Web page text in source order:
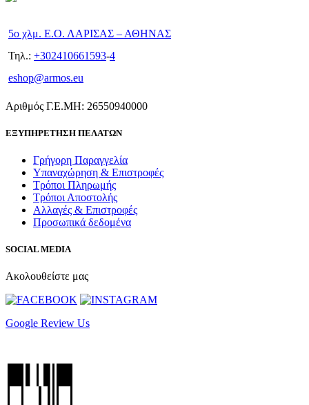
5ο χλμ. Ε.Ο. ΛΑΡΙΣΑΣ – ΑΘΗΝΑΣ
Τηλ.: +302410661593-4
eshop@armos.eu
Αριθμός Γ.Ε.ΜΗ: 26550940000
ΕΞΥΠΗΡΕΤΗΣΗ ΠΕΛΑΤΩΝ
Γρήγορη Παραγγελία
Υπαναχώρηση & Επιστροφές
Τρόποι Πληρωμής
Τρόποι Αποστολής
Αλλαγές & Επιστροφές
Προσωπικά δεδομένα
SOCIAL MEDIA
Ακολουθείστε μας
Google Review Us